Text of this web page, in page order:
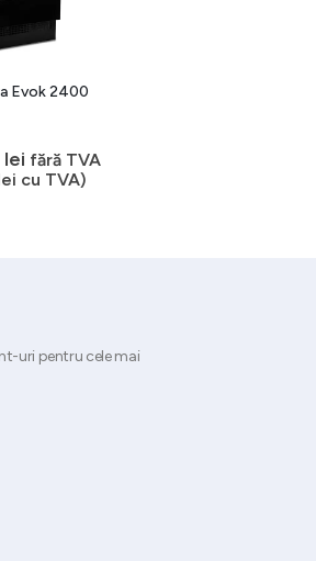
Evok 2400
lei fără TVA
cu TVA)
uri pentru cele mai